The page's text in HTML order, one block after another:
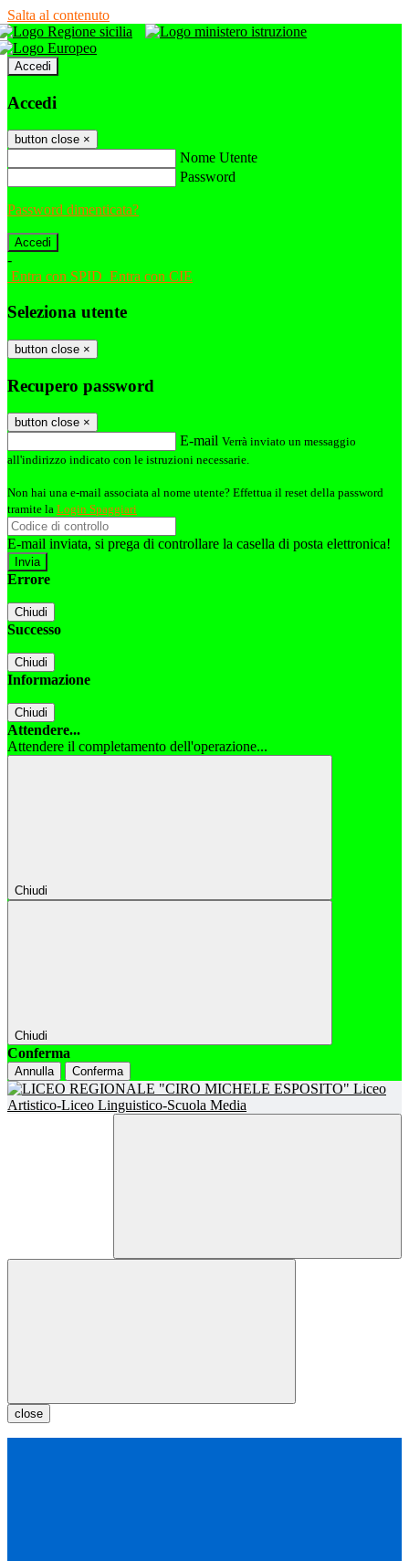
Salta al contenuto
Accedi
Accedi
button close ×
Nome Utente
Password
Password dimenticata?
-
Entra con SPID Entra con CIE
Seleziona utente
button close ×
Recupero password
button close ×
E-mail Verrà inviato un messaggio
all'indirizzo indicato con le istruzioni necessarie.
Non hai una e-mail associata al nome utente? Effettua il reset della password
tramite la Login Spaggiari
E-mail inviata, si prega di controllare la casella di posta elettronica!
Errore
Chiudi
Successo
Chiudi
Informazione
Chiudi
Attendere...
Attendere il completamento dell'operazione...
Chiudi
Chiudi
Conferma
Annulla Conferma
close